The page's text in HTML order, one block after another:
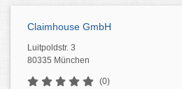
Claimhouse GmbH
Luitpoldstr. 3
80335 München
(0)